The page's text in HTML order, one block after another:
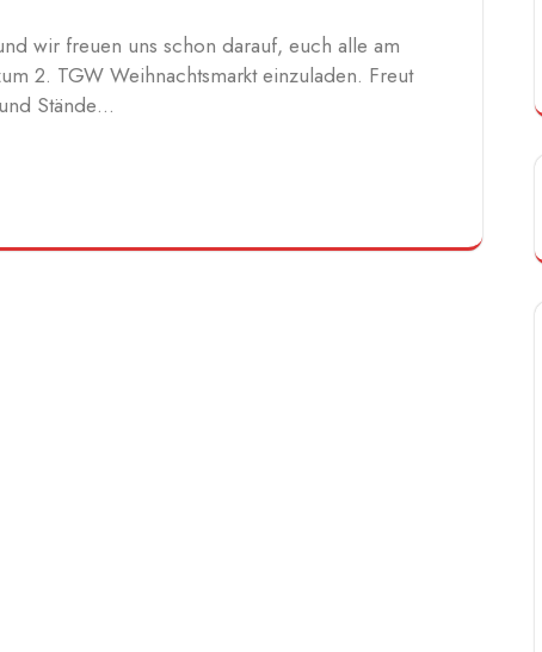
wir freuen uns schon darauf, euch alle am
2. TGW Weihnachtsmarkt einzuladen. Freut
Stände…